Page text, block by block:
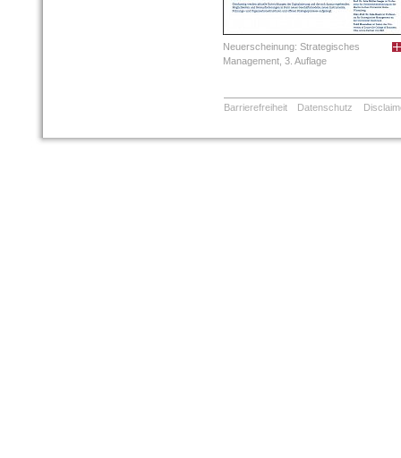
Neuerscheinung: Strategisches
Management, 3. Auflage
Barrierefreiheit Datenschutz